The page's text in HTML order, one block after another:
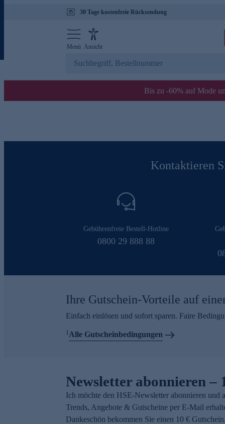
30 Tage kostenfreie Rücksendung
Menü Ansicht
Bis zu -60% auf Mode
Kontaktieren
Gebührenfreie Bestell-Hotline
0800 29 888 88
Ihre Gutschein-Vorteile auf
Einfach einlösen und sofort sparen. Faire
1Alle Gutscheinbedingungen
Newsletter abonnieren –
Ich möchte den HSE-Newsletter abonnieren und
Trends, Angebote & Gutscheine per E-Mail
Dankeschön bekommen Sie einen 10 €